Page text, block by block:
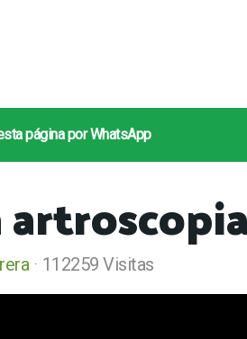
página por WhatsApp
112259 Visitas